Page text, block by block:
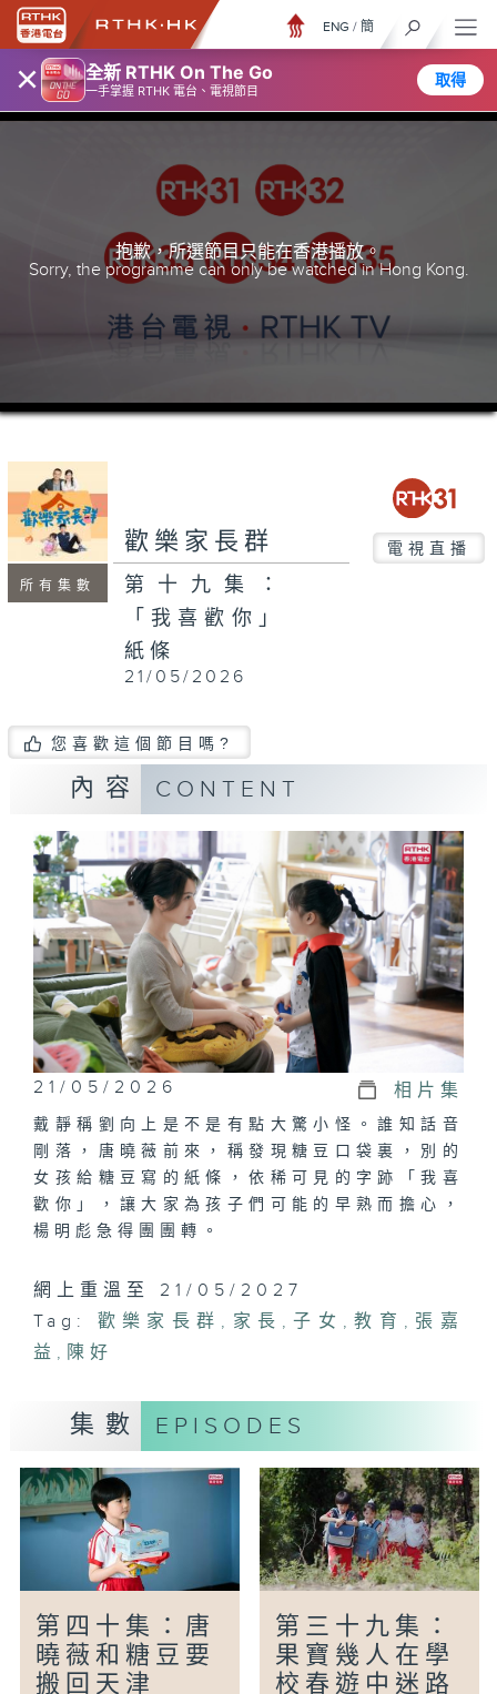
× 全新 RTHK On The Go
一手掌握 RTHK 電台、電視節目
取得
ENG / 簡
抱歉，所選節目只能在香港播放。
Sorry, the programme can only be watched in Hong Kong.
所有集數
歡樂家長群 電視直播
第十九集：
「我喜歡你」
紙條
21/05/2026
您喜歡這個節目嗎?
內容 CONTENT
21/05/2026 相片集
戴靜稱劉向上是不是有點大驚小怪。誰知話音
剛落，唐曉薇前來，稱發現糖豆口袋裏，別的
女孩給糖豆寫的紙條，依稀可見的字跡「我喜
歡你」，讓大家為孩子們可能的早熟而擔心，
楊明彪急得團團轉。
網上重溫至 21/05/2027
Tag:
歡樂家長群 , 家長 , 子女 , 教育 , 張嘉
益 , 陳好
集數 EPISODES
第四十集：唐
曉薇和糖豆要
搬回天津
第三十九集：
果寶幾人在學
校春遊中迷路